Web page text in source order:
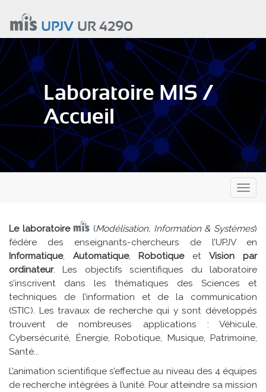
contenu
principal
UPJVUR 4290
Laboratoire MIS /
Accueil
Le laboratoire (Modélisation, Information & Systèmes)
fédère des enseignants-chercheurs de l’UPJV en
Informatique, Automatique, RobotiqueetVision par
ordinateur. Les objectifs scientifiques du laboratoire
s’inscrivent dans les thématiques des Sciences et
techniques de l’information et de la communication
(STIC). Les travaux de recherche qui y sont développés
trouvent de nombreuses applications : Véhicule,
Cybersécurité, Énergie, Robotique, Musique, Patrimoine,
Santé...
L’animation scientifique s’effectue au niveau des 4 équipes
de recherche intégrées à l’unité. Pour atteindre sa mission